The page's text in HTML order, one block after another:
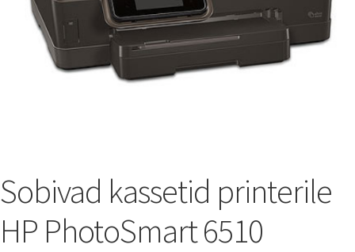
Sobivad kassetid printerile
HP PhotoSmart 6510